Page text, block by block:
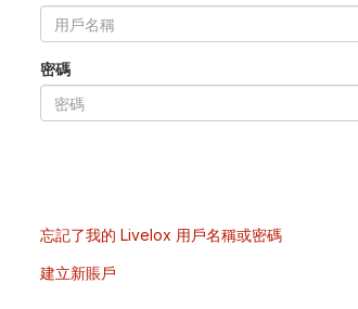
密碼
忘記了我的 Livelox 用戶名稱或密碼
建立新賬戶